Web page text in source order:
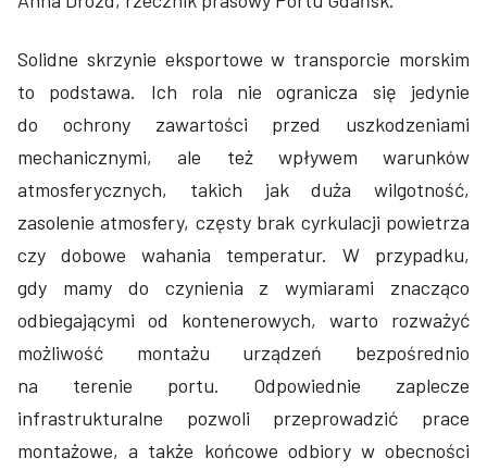
Solidne skrzynie eksportowe w transporcie morskim
to podstawa. Ich rola nie ogranicza się jedynie
do ochrony zawartości przed uszkodzeniami
mechanicznymi, ale też wpływem warunków
atmosferycznych, takich jak duża wilgotność,
zasolenie atmosfery, częsty brak cyrkulacji powietrza
czy dobowe wahania temperatur. W przypadku,
gdy mamy do czynienia z wymiarami zna­cząco
odbiegającymi od kontenerowych, warto rozważyć
możliwość montażu urządzeń bezpośrednio
na terenie portu. Odpowiednie zaplecze
infrastrukturalne pozwoli przeprowadzić prace
montażowe, a także końcowe odbio­ry w obecności